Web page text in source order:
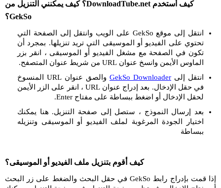
كيف أستخدم DownloadTube.net؟ كيف يمكنني التنزيل من
GekSo؟
انتقل إلى موقع GekSo على الويب وانتقل إلى الصفحة التي
تحتوي على الفيديو أو الموسيقى التي تريد تنزيلها. بمجرد أن
تكون في الصفحة مع مشغل الفيديو أو الموسيقى ، انقر بزر
الماوس الأيمن وانسخ عنوان URL من شريط عنوان المتصفح.
انتقل إلى GekSo Downloader
والصق عنوان URL المنسوخ
في حقل الإدخال. بعد إدراج عنوان URL ، انقر على الزر الأيمن
لحقل الإدخال أو اضغط ببساطة على مفتاح Enter.
بعد إرسال النموذج ، ستصل إلى صفحة التنزيل. هنا يمكنك
اختيار الجودة المرغوبة لملف الفيديو أو الموسيقى وتنزيله
ببساطة
كيف أقوم بتنزيل ملف الفيديو أو الموسيقى؟
إذا قمت بإدراج رابط GekSo في حقل البحث والضغط على زر البحث